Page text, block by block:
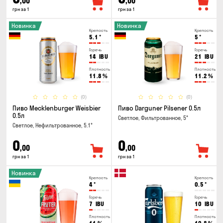
грн за 1 грн за 1
Крепость
5.1 °
Горечь
14 IBU
Плотность
11.8 %
(0)
Новинка
Пиво Mecklenburger Weisbier
0.5л
Светлое, Нефильтрованное, 5.1°
0,00
грн за 1
Крепость
5 °
Горечь
21 IBU
Плотность
11.2 %
(0)
Новинка
Пиво Darguner Pilsener 0.5л
Светлое, Фильтрованное, 5°
0,00
грн за 1
Крепость
4°
Горечь
7 IBU
Плотность
Новинка
Крепость
0.5 °
Горечь
10 IBU
Плотность